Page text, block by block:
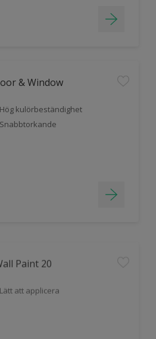
& Window
Hög kulörbeständighet
Snabbtorkande
Paint 20